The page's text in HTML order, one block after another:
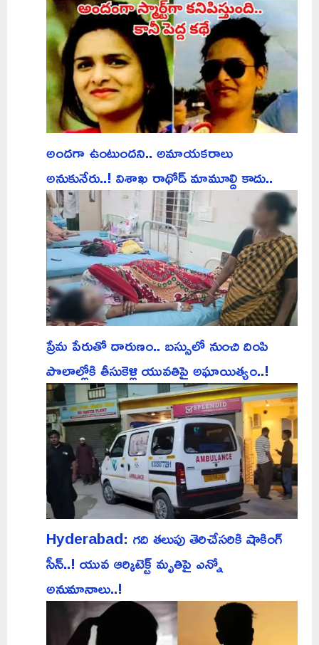
అందగా ఉంటుందని.. అమాయకరాలు
అనుకునేరు..! విశాఖ రాథోడ్ మామూల్ది కాదు..
ప్రేమ పేరుతో దారుణం.. బస్సులో నుంచి దింపి
పొలాల్లోకి తీసుకెళ్లి యువతిపై అఘాయిత్యం..!
Hyderabad: గది తలుపు తెరిచేసరికి షాకింగ్
సీన్..! యువ ఆర్కిటెక్ట్ మృతిపై ఎన్నో
అనుమానాలు..!